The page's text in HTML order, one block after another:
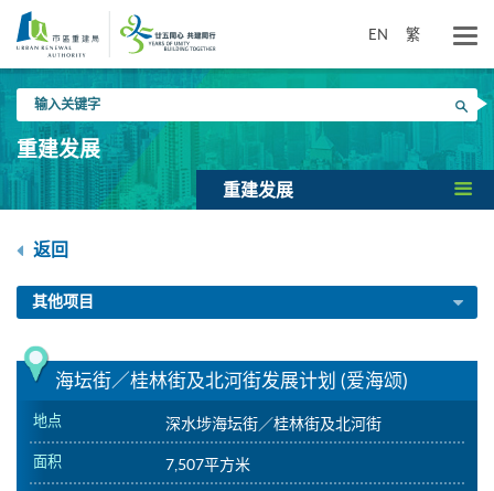
要
内
EN 繁
入
关
键
搜寻
重建发展
重建发展
返回
其他项目
海坛街／桂林街及北河街发展计划 (爱海颂)
地点 深水埗海坛街／桂林街及北河街
面积 7,507平方米